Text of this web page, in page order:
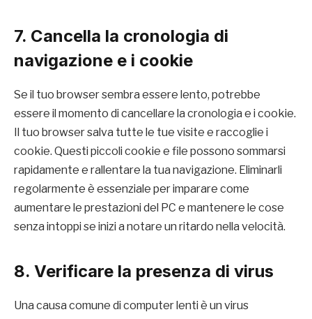
7. Cancella la cronologia di
navigazione e i cookie
Se il tuo browser sembra essere lento, potrebbe
essere il momento di cancellare la cronologia e i cookie.
Il tuo browser salva tutte le tue visite e raccoglie i
cookie. Questi piccoli cookie e file possono sommarsi
rapidamente e rallentare la tua navigazione. Eliminarli
regolarmente è essenziale per imparare come
aumentare le prestazioni del PC e mantenere le cose
senza intoppi se inizi a notare un ritardo nella velocità.
8. Verificare la presenza di virus
Una causa comune di computer lenti è un virus